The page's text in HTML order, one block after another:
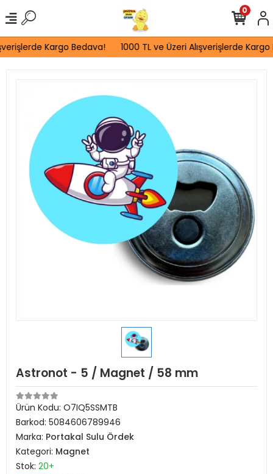
Kargo Bedava! 1000 TL ve Üzeri Alışverişlerde Kargo
0
Astronot - 5 / Magnet / 58 mm
Ürün Kodu: O7IQ5SSMTB
Barkod: 5084606789946
Marka: Portakal Sulu Ördek
Kategori: Magnet
Stok: 20+